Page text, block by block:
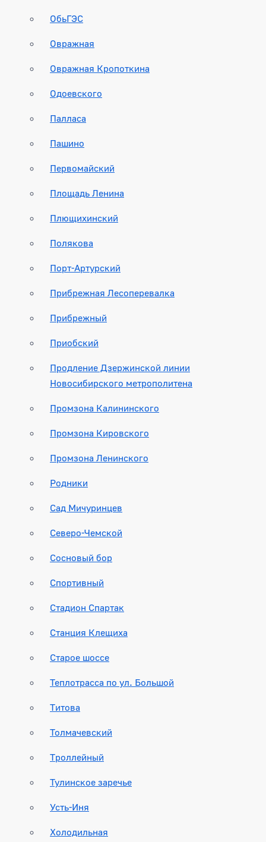
ОбьГЭС
Овражная
Овражная Кропоткина
Одоевского
Палласа
Пашино
Первомайский
Площадь Ленина
Плющихинский
Полякова
Порт-Артурский
Прибрежная Лесоперевалка
Прибрежный
Приобский
Продление Дзержинской линии
Новосибирского метрополитена
Промзона Калининского
Промзона Кировского
Промзона Ленинского
Родники
Сад Мичуринцев
Северо-Чемской
Сосновый бор
Спортивный
Стадион Спартак
Станция Клещиха
Старое шоссе
Теплотрасса по ул. Большой
Титова
Толмачевский
Троллейный
Тулинское заречье
Усть-Иня
Холодильная